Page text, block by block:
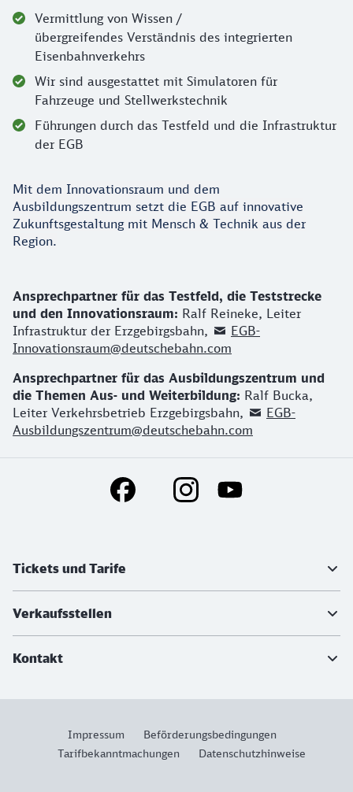
Vermittlung von Wissen /
übergreifendes Verständnis des integrierten
Eisenbahnverkehrs
Wir sind ausgestattet mit Simulatoren für
Fahrzeuge und Stellwerkstechnik
Führungen durch das Testfeld und die Infrastruktur
der EGB
Mit dem Innovationsraum und dem
Ausbildungszentrum setzt die EGB auf innovative
Zukunftsgestaltung mit Mensch & Technik aus der
Region.
Kontakt
Ansprechpartner für das Testfeld, die Teststrecke
und den Innovationsraum: Ralf Reineke, Leiter
Infrastruktur der Erzgebirgsbahn,
EGB-
Innovationsraum@deutschebahn.com
Ansprechpartner für das Ausbildungszentrum und
die Themen Aus- und Weiterbildung: Ralf Bucka,
Leiter Verkehrsbetrieb Erzgebirgsbahn,
EGB-
Ausbildungszentrum@deutschebahn.com
Social Media Links
Tickets und Tarife
Verkaufsstellen
Kontakt
Impressum
Beförderungsbedingungen
Tarifbekanntmachungen
Datenschutzhinweise